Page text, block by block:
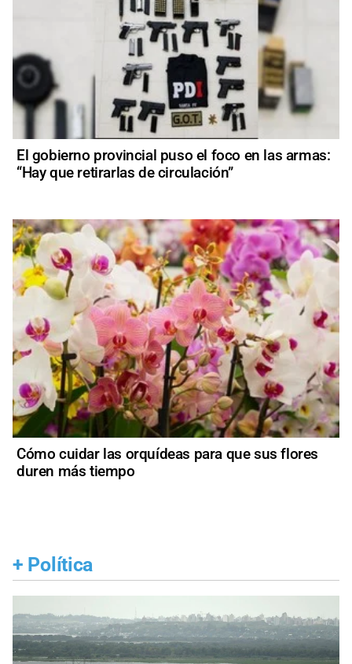
El gobierno provincial puso el foco en las armas:
“Hay que retirarlas de circulación”
Cómo cuidar las orquídeas para que sus flores
duren más tiempo
+ Política